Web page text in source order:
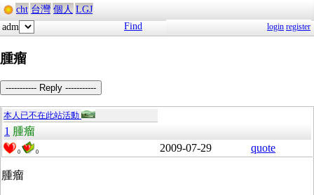
cht 台灣 個人 LGJ
adm
Find login register
腫瘤
----------- Reply -----------
本人已不在此站活動
1 腫瘤
0 0 2009-07-29 quote
腫瘤